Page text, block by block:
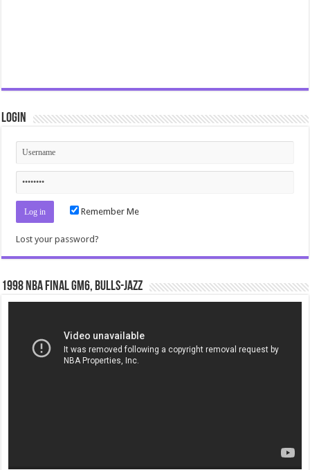
Login
Remember Me
Lost your password?
1998 NBA Final gm6, Bulls-Jazz